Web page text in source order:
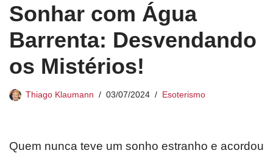
Sonhar com Água
Barrenta: Desvendando
os Mistérios!
Thiago Klaumann 03/07/2024 Esoterismo
Quem nunca teve um sonho estranho e acordou